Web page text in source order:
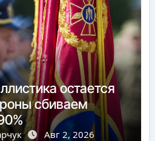
остается
сбиваем
Авг 2, 2026